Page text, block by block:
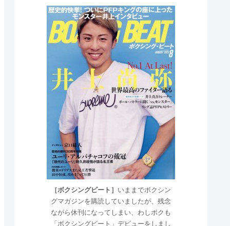
［ボクシングビート］ いままでボクシン
グマガジンを購読していましたが、残念
ながら休刊になってしまい、わしボクも
「ボクシングビート」デビューをしまし